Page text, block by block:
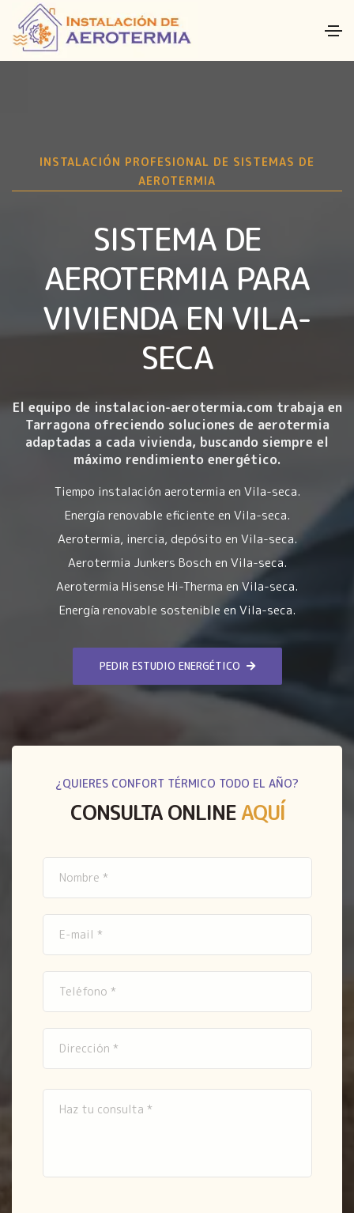
INSTALACIÓN PROFESIONAL DE SISTEMAS DE
AEROTERMIA
SISTEMA DE
AEROTERMIA PARA
VIVIENDA EN VILA-
SECA
El equipo de instalacion-aerotermia.com trabaja en
Tarragona ofreciendo soluciones de aerotermia
adaptadas a cada vivienda, buscando siempre el
máximo rendimiento energético.
Tiempo instalación aerotermia en Vila-seca.
Energía renovable eficiente en Vila-seca.
Aerotermia, inercia, depósito en Vila-seca.
Aerotermia Junkers Bosch en Vila-seca.
Aerotermia Hisense Hi-Therma en Vila-seca.
Energía renovable sostenible en Vila-seca.
PEDIR ESTUDIO ENERGÉTICO
¿QUIERES CONFORT TÉRMICO TODO EL AÑO?
CONSULTA ONLINEAQUÍ